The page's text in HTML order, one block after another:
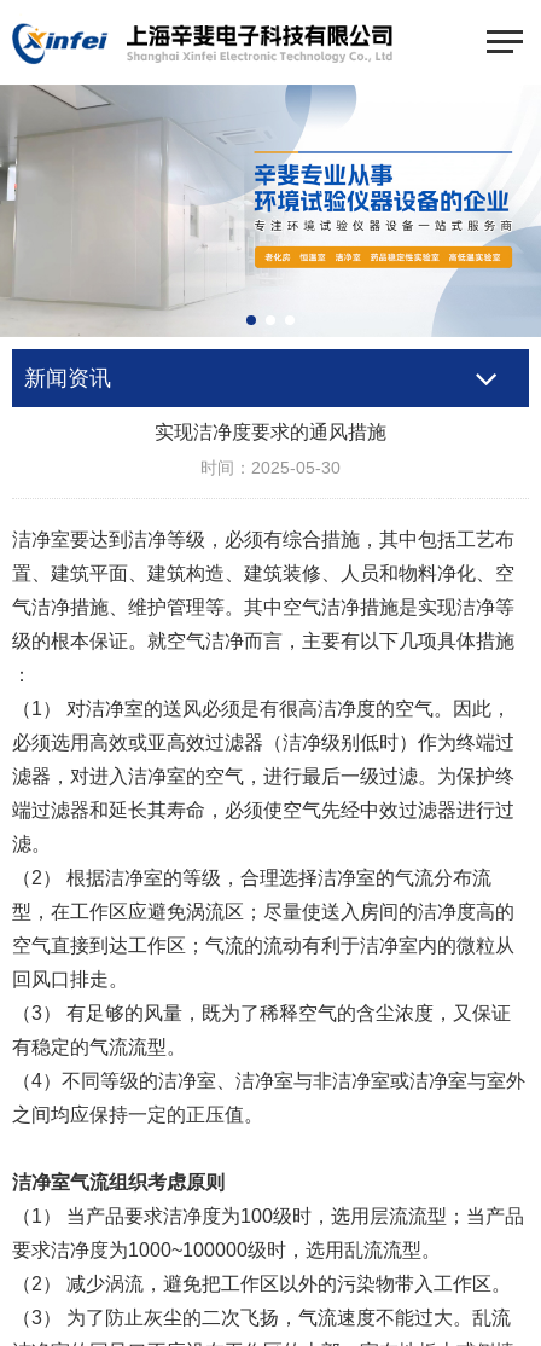
新闻资讯
实现洁净度要求的通风措施
时间：2025-05-30
洁净室要达到洁净等级，必须有综合措施，其中包括工艺布
置、建筑平面、建筑构造、建筑装修、人员和物料净化、空
气洁净措施、维护管理等。其中空气洁净措施是实现洁净等
级的根本保证。就空气洁净而言，主要有以下几项具体措施
：
（1） 对洁净室的送风必须是有很高洁净度的空气。因此，
必须选用高效或亚高效过滤器（洁净级别低时）作为终端过
滤器，对进入洁净室的空气，进行最后一级过滤。为保护终
端过滤器和延长其寿命，必须使空气先经中效过滤器进行过
滤。
（2） 根据洁净室的等级，合理选择洁净室的气流分布流
型，在工作区应避免涡流区；尽量使送入房间的洁净度高的
空气直接到达工作区；气流的流动有利于洁净室内的微粒从
回风口排走。
（3） 有足够的风量，既为了稀释空气的含尘浓度，又保证
有稳定的气流流型。
（4）不同等级的洁净室、洁净室与非洁净室或洁净室与室外
之间均应保持一定的正压值。
洁净室气流组织考虑原则
（1） 当产品要求洁净度为100级时，选用层流流型；当产品
要求洁净度为1000~100000级时，选用乱流流型。
（2） 减少涡流，避免把工作区以外的污染物带入工作区。
（3） 为了防止灰尘的二次飞扬，气流速度不能过大。乱流